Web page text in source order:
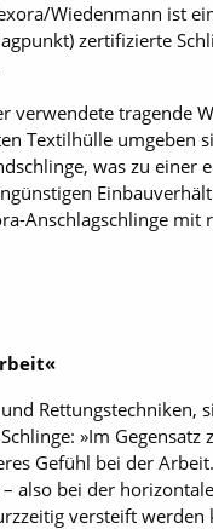
Wiedenmann ist
zertifizierte
verwendete
Textilhülle um­geben
was zu
Anschlagschlinge
»Im
Gefühl bei der
also bei der
versteift